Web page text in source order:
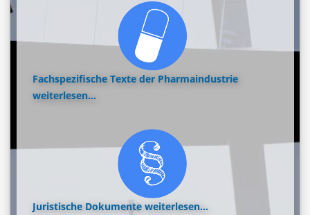
Fachspezifische Texte der Pharmaindustrie
weiterlesen...
Juristische Dokumente weiterlesen...